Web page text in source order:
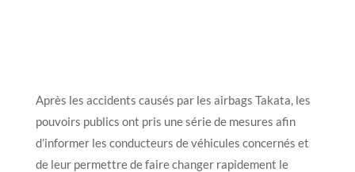
Après les accidents causés par les airbags Takata, les
pouvoirs publics ont pris une série de mesures afin
d’informer les conducteurs de véhicules concernés et
de leur permettre de faire changer rapidement le